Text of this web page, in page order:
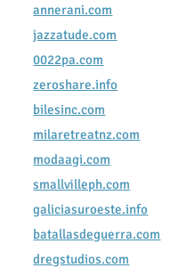
annerani.com
jazzatude.com
0022pa.com
zeroshare.info
bilesinc.com
milaretreatnz.com
modaagi.com
smallvilleph.com
galiciasuroeste.info
batallasdeguerra.com
dregstudios.com